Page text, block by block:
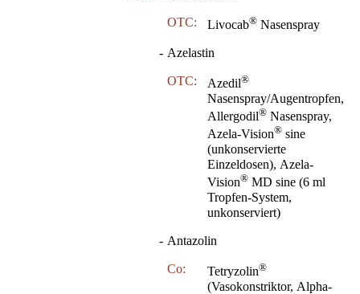
OTC: Livocab® Nasenspray
- Azelastin
OTC: Azedil®
Nasenspray/Augentropfen,
Allergodil® Nasenspray,
Azela-Vision® sine
(unkonservierte
Einzeldosen), Azela-
Vision® MD sine (6 ml
Tropfen-System,
unkonserviert)
- Antazolin
Co: Tetryzolin®
(Vasokonstriktor, Alpha-